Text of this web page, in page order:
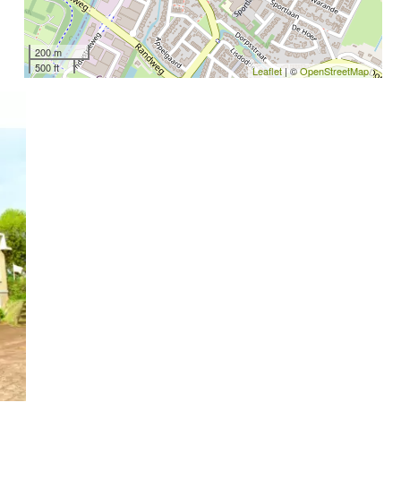
200 m
500 ft
Leaflet| ©OpenStreetMap